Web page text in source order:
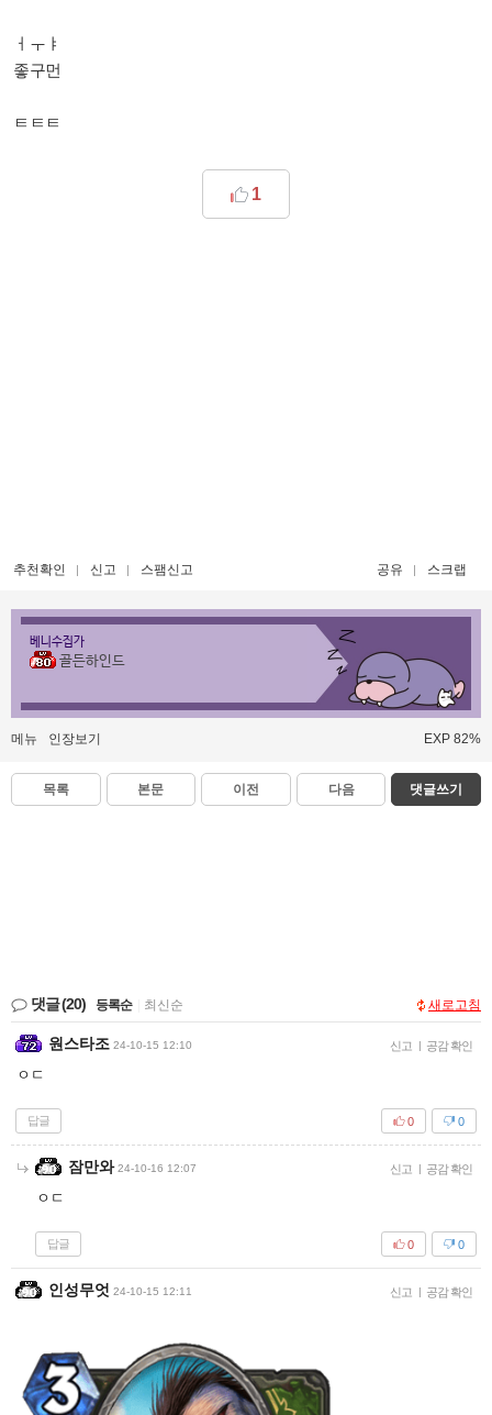
ㅓㅜㅑ
좋구먼
ㅌㅌㅌ
1
추천확인 신고 스팸신고 공유 스크랩
베니수집가
골든하인드
메뉴 인장보기 EXP 82%
목록 본문 이전 다음 댓글쓰기
댓글(20) 등록순 최신순 새로고침
원스타조 24-10-15 12:10 신고 | 공감 확인
ㅇㄷ
답글 0
0
잠만와 24-10-16 12:07 신고 | 공감 확인
ㅇㄷ
답글 0
0
인성무엇 24-10-15 12:11 신고 | 공감 확인